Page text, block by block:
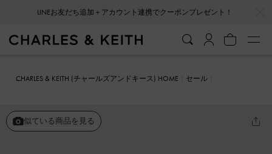
LINEお友だち追加＋アカウント連携でクーポンプレゼント！
CHARLES & KEITH (チャールズアンドキース) HOME
セール
似ている商品を見る